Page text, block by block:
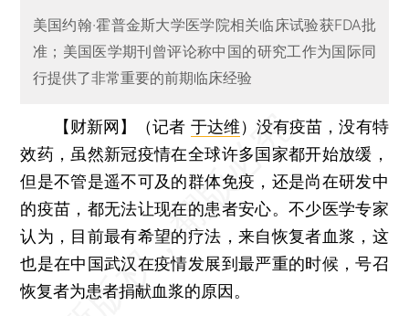
美国约翰·霍普金斯大学医学院相关临床试验获FDA批
准；美国医学期刊曾评论称中国的研究工作为国际同
行提供了非常重要的前期临床经验
【财新网】（记者 于达维） 没有疫苗，没有特
效药，虽然新冠疫情在全球许多国家都开始放缓，
但是不管是遥不可及的群体免疫，还是尚在研发中
的疫苗，都无法让现在的患者安心。不少医学专家
认为，目前最有希望的疗法，来自恢复者血浆，这
也是在中国武汉在疫情发展到最严重的时候，号召
恢复者为患者捐献血浆的原因。